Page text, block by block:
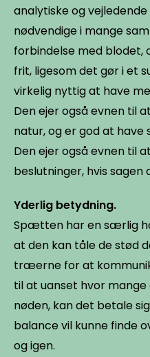
analytiske og
nødvendige i mange
forbindelse med blodet,
frit, ligesom det gør i et
virkelig nyttig at have
Den ejer også evnen til
natur, og er god at have
Den ejer også evnen til
beslutninger, hvis sagen
Yderlig betydning.
Spætten har en særlig
at den kan tåle de stød
træerne for at
til at uanset hvor
nøden, kan det betale
balance vil kunne finde
og igen.